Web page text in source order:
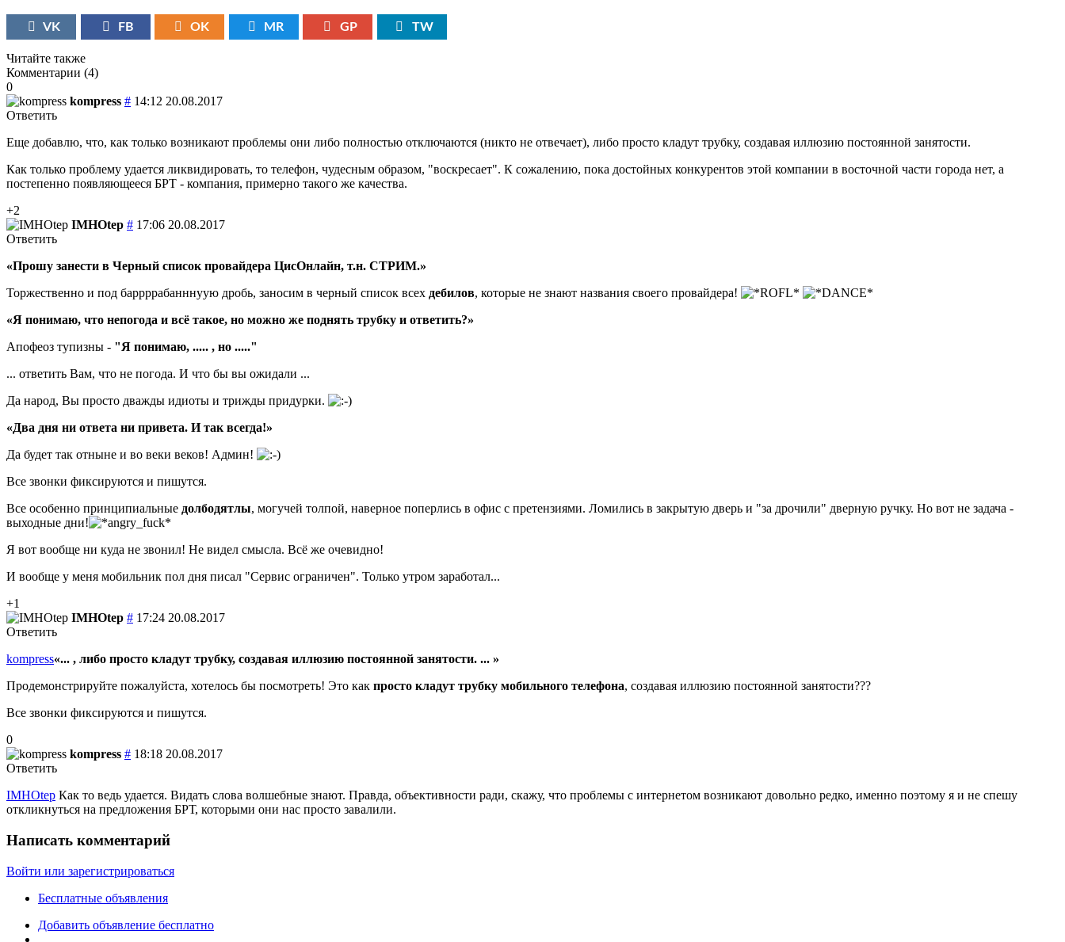
VK FB OK MR GP TW
Читайте также
Комментарии (4)
0
kompress # 14:12 20.08.2017
Ответить
Еще добавлю, что, как только возникают проблемы они либо полностью отключаются (никто не отвечает), либо просто кладут трубку, создавая иллюзию постоянной занятости.
Как только проблему удается ликвидировать, то телефон, чудесным образом, "воскресает". К сожалению, пока достойных конкурентов этой компании в восточной части города нет, а
постепенно появляющееся БРТ - компания, примерно такого же качества.
+2
IMHOtep # 17:06 20.08.2017
Ответить
Прошу занести в Черный список провайдера ЦисОнлайн, т.н. СТРИМ.
Торжественно и под баррррабанннуую дробь, заносим в черный список всех дебилов, которые не знают названия своего провайдера!
Я понимаю, что непогода и всё такое, но можно же поднять трубку и ответить?
Апофеоз тупизны - "Я понимаю, ..... , но ....."
... ответить Вам, что не погода. И что бы вы ожидали ...
Да народ, Вы просто дважды идиоты и трижды придурки.
Два дня ни ответа ни привета. И так всегда!
Да будет так отныне и во веки веков! Админ!
Все звонки фиксируются и пишутся.
Все особенно принципиальные долбодятлы, могучей толпой, наверное поперлись в офис с претензиями. Ломились в закрытую дверь и "за дрочили" дверную ручку. Но вот не задача -
выходные дни!
Я вот вообще ни куда не звонил! Не видел смысла. Всё же очевидно!
И вообще у меня мобильник пол дня писал "Сервис ограничен". Только утром заработал...
+1
IMHOtep # 17:24 20.08.2017
Ответить
kompress ... , либо просто кладут трубку, создавая иллюзию постоянной занятости. ...
Продемонстрируйте пожалуйста, хотелось бы посмотреть! Это как просто кладут трубку мобильного телефона, создавая иллюзию постоянной занятости???
Все звонки фиксируются и пишутся.
0
kompress # 18:18 20.08.2017
Ответить
IMHOtep Как то ведь удается. Видать слова волшебные знают. Правда, объективности ради, скажу, что проблемы с интернетом возникают довольно редко, именно поэтому я и не спешу
откликнуться на предложения БРТ, которыми они нас просто завалили.
Написать комментарий
Войти или зарегистрироваться
Бесплатные объявления
Добавить объявление бесплатно